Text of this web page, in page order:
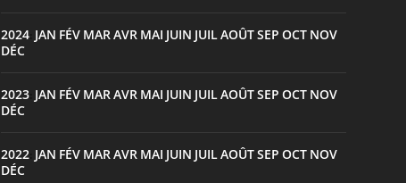
2024: JAN FÉV MARAVR MAI JUIN JUILAOÛTSEP OCT NOV
DÉC
2023: JAN FÉV MARAVR MAI JUIN JUILAOÛTSEP OCT NOV
DÉC
2022: JAN FÉV MARAVR MAI JUIN JUILAOÛTSEP OCT NOV
DÉC